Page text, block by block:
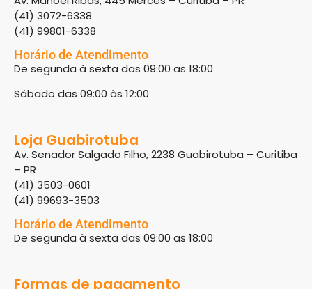
(41) 3072-6338
(41) 99801-6338
Horário de Atendimento
De segunda à sexta das 09:00 as 18:00
Sábado das 09:00 às 12:00
Loja Guabirotuba
Av. Senador Salgado Filho, 2238 Guabirotuba – Curitiba
– PR
(41) 3503-0601
(41) 99693-3503
Horário de Atendimento
De segunda à sexta das 09:00 as 18:00
Formas de pagamento